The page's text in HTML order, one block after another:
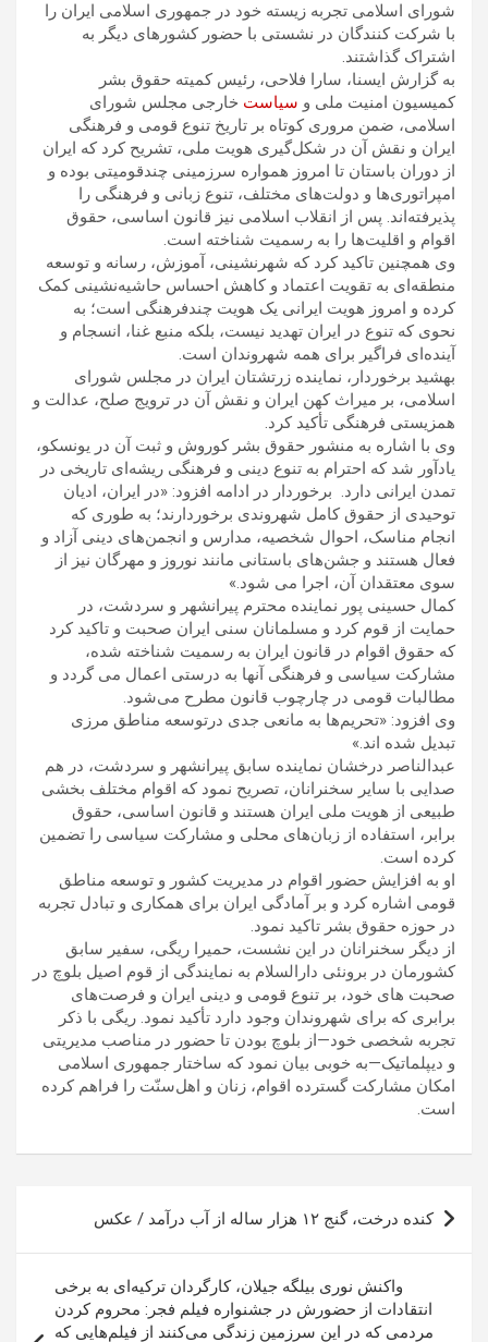
شورای اسلامی تجربه زیسته خود در جمهوری اسلامی ایران را
با شرکت کنندگان در نشستی با حضور کشورهای دیگر به
اشتراک گذاشتند.
به گزارش ایسنا، سارا فلاحی، رئیس کمیته حقوق بشر
کمیسیون امنیت ملی و سیاست خارجی مجلس شورای
اسلامی، ضمن مروری کوتاه بر تاریخ تنوع قومی و فرهنگی
ایران و نقش آن در شکل‌گیری هویت ملی، تشریح کرد که ایران
از دوران باستان تا امروز همواره سرزمینی چندقومیتی بوده و
امپراتوری‌ها و دولت‌های مختلف، تنوع زبانی و فرهنگی را
پذیرفته‌اند. پس از انقلاب اسلامی نیز قانون اساسی، حقوق
اقوام و اقلیت‌ها را به رسمیت شناخته است.
وی همچنین تاکید کرد که شهرنشینی، آموزش، رسانه و توسعه
منطقه‌ای به تقویت اعتماد و کاهش احساس حاشیه‌نشینی کمک
کرده و امروز هویت ایرانی یک هویت چندفرهنگی است؛ به
نحوی که تنوع در ایران تهدید نیست، بلکه منبع غنا، انسجام و
آینده‌ای فراگیر برای همه شهروندان است.
بهشید برخوردار، نماینده زرتشتان ایران در مجلس شورای
اسلامی، بر میراث کهن ایران و نقش آن در ترویج صلح، عدالت و
همزیستی فرهنگی تأکید کرد.
وی با اشاره به منشور حقوق بشر کوروش و ثبت آن در یونسکو،
یادآور شد که احترام به تنوع دینی و فرهنگی ریشه‌ای تاریخی در
تمدن ایرانی دارد. برخوردار در ادامه افزود: «در ایران، ادیان
توحیدی از حقوق کامل شهروندی برخوردارند؛ به طوری که
انجام مناسک، احوال شخصیه، مدارس و انجمن‌های دینی آزاد و
فعال هستند و جشن‌های باستانی مانند نوروز و مهرگان نیز از
سوی معتقدان آن، اجرا می شود.»
کمال حسینی پور نماینده محترم پیرانشهر و سردشت، در
حمایت از قوم کرد و مسلمانان سنی ایران صحبت و تاکید کرد
که حقوق اقوام در قانون ایران به رسمیت شناخته شده،
مشارکت سیاسی و فرهنگی آنها به درستی اعمال می گردد و
مطالبات قومی در چارچوب قانون مطرح می‌شود.
وی افزود: «تحریم‌ها به مانعی جدی درتوسعه مناطق مرزی
تبدیل شده اند.»
عبدالناصر درخشان نماینده سابق پیرانشهر و سردشت، در هم
صدایی با سایر سخنرانان، تصریح نمود که اقوام مختلف بخشی
طبیعی از هویت ملی‌ ایران هستند و قانون اساسی، حقوق
برابر، استفاده از زبان‌های محلی و مشارکت سیاسی را تضمین
کرده است.
او به افزایش حضور اقوام در مدیریت کشور و توسعه مناطق
قومی اشاره کرد و بر آمادگی ایران برای همکاری و تبادل تجربه
در حوزه حقوق بشر تاکید نمود.
از دیگر سخنرانان در این نشست، حمیرا ریگی، سفیر سابق
کشورمان در برونئی دارالسلام به نمایندگی از قوم اصیل بلوچ در
صحبت های خود، بر تنوع قومی و دینی ایران و فرصت‌های
برابری که برای شهروندان وجود دارد تأکید نمود. ریگی با ذکر
تجربه شخصی خود—از بلوچ بودن تا حضور در مناصب مدیریتی
و دیپلماتیک—به خوبی بیان نمود که ساختار جمهوری اسلامی
امکان مشارکت گسترده اقوام، زنان و اهل‌سنّت را فراهم کرده
است.
راهبری
نوشته
کنده درخت، گنج ۱۲ هزار ساله از آب درآمد / عکس
واکنش نوری بیلگه جیلان، کارگردان ترکیه‌ای به برخی
انتقادات از حضورش در جشنواره فیلم فجر: محروم کردن
مردمی که در این سرزمین زندگی می‌کنند از فیلم‌هایی که